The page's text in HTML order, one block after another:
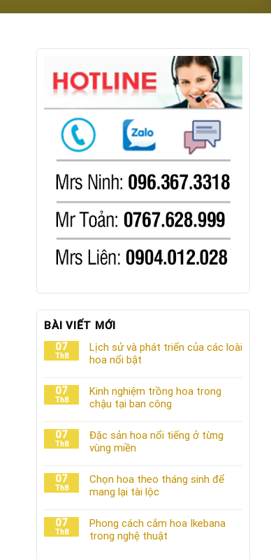
BÀI VIẾT MỚI
07
Th8
Lịch sử và phát triển của các loài
hoa nổi bật
07
Th8
Kinh nghiệm trồng hoa trong
chậu tại ban công
07
Th8
Đặc sản hoa nổi tiếng ở từng
vùng miền
07
Th8
Chọn hoa theo tháng sinh để
mang lại tài lộc
07
Th8
Phong cách cắm hoa Ikebana
trong nghệ thuật